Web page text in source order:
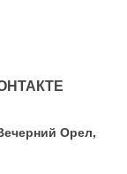
Орел,